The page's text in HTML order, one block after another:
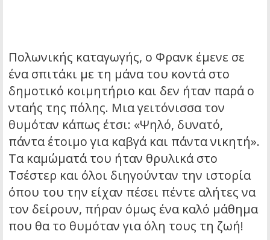
Πολωνικής καταγωγής, ο Φρανκ έμενε σε
ένα σπιτάκι με τη μάνα του κοντά στο
δημοτικό κοιμητήριο και δεν ήταν παρά ο
νταής της πόλης. Μια γειτόνισσα τον
θυμόταν κάπως έτσι: «Ψηλό, δυνατό,
πάντα έτοιμο για καβγά και πάντα νικητή».
Τα καμώματά του ήταν θρυλικά στο
Τσέστερ και όλοι διηγούνταν την ιστορία
όπου του την είχαν πέσει πέντε αλήτες να
τον δείρουν, πήραν όμως ένα καλό μάθημα
που θα το θυμόταν για όλη τους τη ζωή!